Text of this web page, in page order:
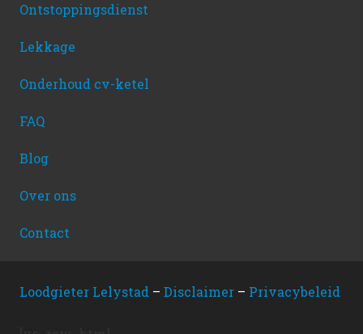
Ontstoppingsdienst
Lekkage
Onderhoud cv-ketel
FAQ
Blog
Over ons
Contact
Loodgieter Lelystad – Disclaimer – Privacybeleid